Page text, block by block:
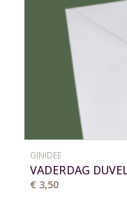
GINIDEE
VADERDAG
€ 3,50